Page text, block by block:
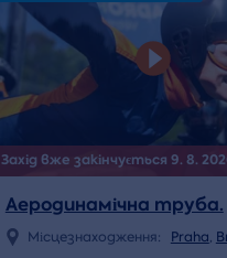
Захід вже закінчується 9. 8.
Аеродинамічна труба.
Місцезнаходження: Praha,